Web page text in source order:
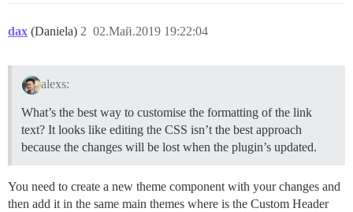
dax (Daniela) 02.Май.2019 19:22:04
2
alexs:
What’s the best way to customise the formatting of the link
text? It looks like editing the CSS isn’t the best approach
because the changes will be lost when the plugin’s updated.
You need to create a new theme component with your changes and
then add it in the same main themes where is the Custom Header